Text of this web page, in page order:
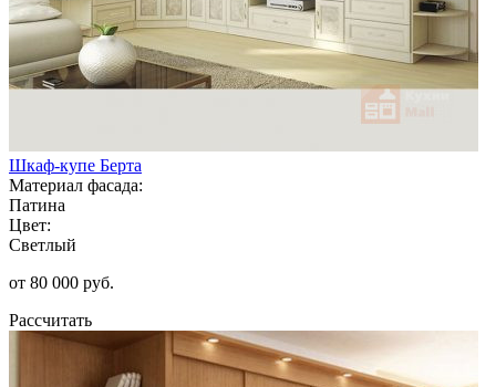
Шкаф-купе Берта
Материал фасада:
Патина
Цвет:
Светлый
от 80 000 руб.
Рассчитать